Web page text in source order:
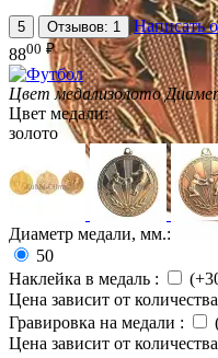
5 Отзывов: 1
Написать
8800 ₽
Цвет медализолото
Цвет медали:
золото
Диаметр медали, мм.:
50
Наклейка в медаль : (+
Цена зависит от
Гравировка на медали :
Цена зависит от